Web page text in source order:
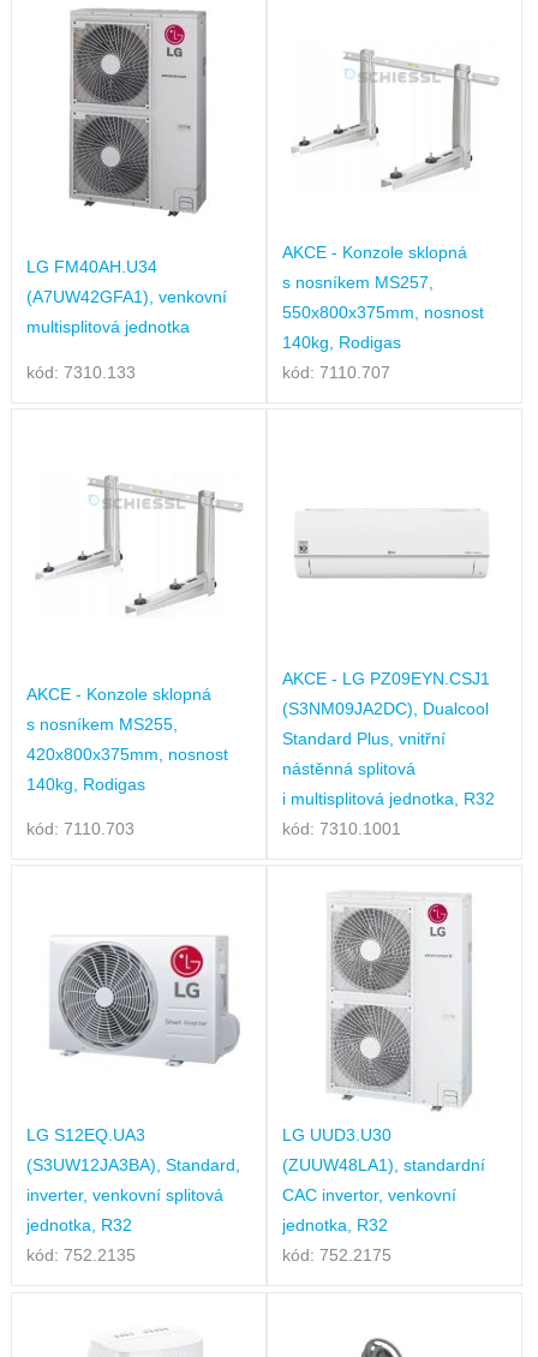
LG FM40AH.U34
(A7UW42GFA1), venkovní
multisplitová jednotka
kód: 7310.133
AKCE - Konzole sklopná
s nosníkem MS257,
550x800x375mm, nosnost
140kg, Rodigas
kód: 7110.707
AKCE - Konzole sklopná
s nosníkem MS255,
420x800x375mm, nosnost
140kg, Rodigas
kód: 7110.703
AKCE - LG PZ09EYN.CSJ1
(S3NM09JA2DC), Dualcool
Standard Plus, vnitřní
nástěnná splitová
i multisplitová jednotka, R32
kód: 7310.1001
LG S12EQ.UA3
(S3UW12JA3BA), Standard,
inverter, venkovní splitová
jednotka, R32
kód: 752.2135
LG UUD3.U30
(ZUUW48LA1), standardní
CAC invertor, venkovní
jednotka, R32
kód: 752.2175